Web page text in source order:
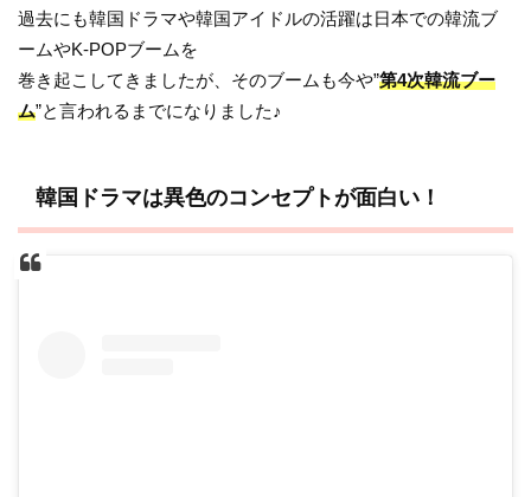
TWICE
「梨泰院クラス」
過去にも韓国ドラマや韓国アイドルの活躍は日本での韓流ブ
ームやK-POPブームを
巻き起こしてきましたが、そのブームも今や”第4次韓流ブー
ム”と言われるまでになりました♪
韓国ドラマは異色のコンセプトが面白い！